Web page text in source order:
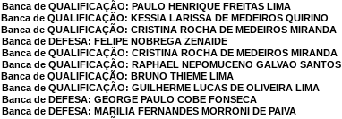
Banca de QUALIFICAÇÃO: PAULO HENRIQUE FREITAS LIMA
Banca de QUALIFICAÇÃO: KESSIA LARISSA DE MEDEIROS QUIRINO
Banca de QUALIFICAÇÃO: CRISTINA ROCHA DE MEDEIROS MIRANDA
Banca de DEFESA: FELIPE NOBREGA ZENAIDE
Banca de QUALIFICAÇÃO: CRISTINA ROCHA DE MEDEIROS MIRANDA
Banca de QUALIFICAÇÃO: RAPHAEL NEPOMUCENO GALVAO SANTOS
Banca de QUALIFICAÇÃO: BRUNO THIEME LIMA
Banca de QUALIFICAÇÃO: GUILHERME LUCAS DE OLIVEIRA LIMA
Banca de DEFESA: GEORGE PAULO COBE FONSECA
Banca de DEFESA: MARILIA FERNANDES MORRONI DE PAIVA